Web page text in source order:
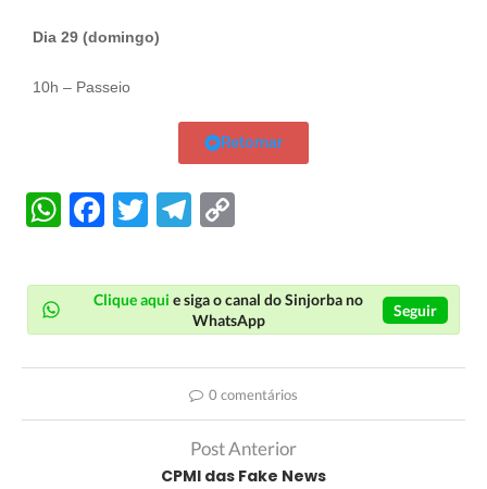
Dia 29 (domingo)
10h – Passeio
Retornar
WhatsApp
Facebook
TwitterTelegram
Clique aqui e siga o canal do Sinjorba no
WhatsApp
Seguir
0 comentários
Post Anterior
CPMI das Fake News